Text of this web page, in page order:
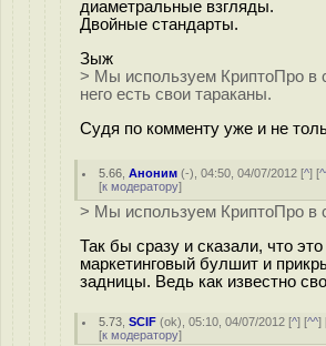
диаметральные взгляды.
Двойные стандарты.
Зыж
> Мы используем КриптоПро в
него есть свои тараканы.
Судя по комменту уже и не
5.66 ,Аноним (-), 04:50, 04/07/2012 [^] [
[к модератору]
> Мы используем КриптоПро в
Так бы сразу и сказали, что
маркетинговый булшит и
задницы. Ведь как известно
5.73 ,SCIF (ok), 05:10, 04/07/2012 [^] [^^]
[к модератору]